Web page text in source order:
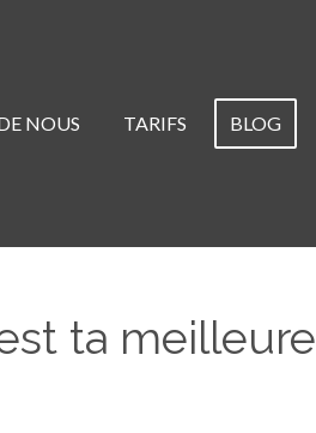
NOUS TARIFS BLOG
ta meilleure